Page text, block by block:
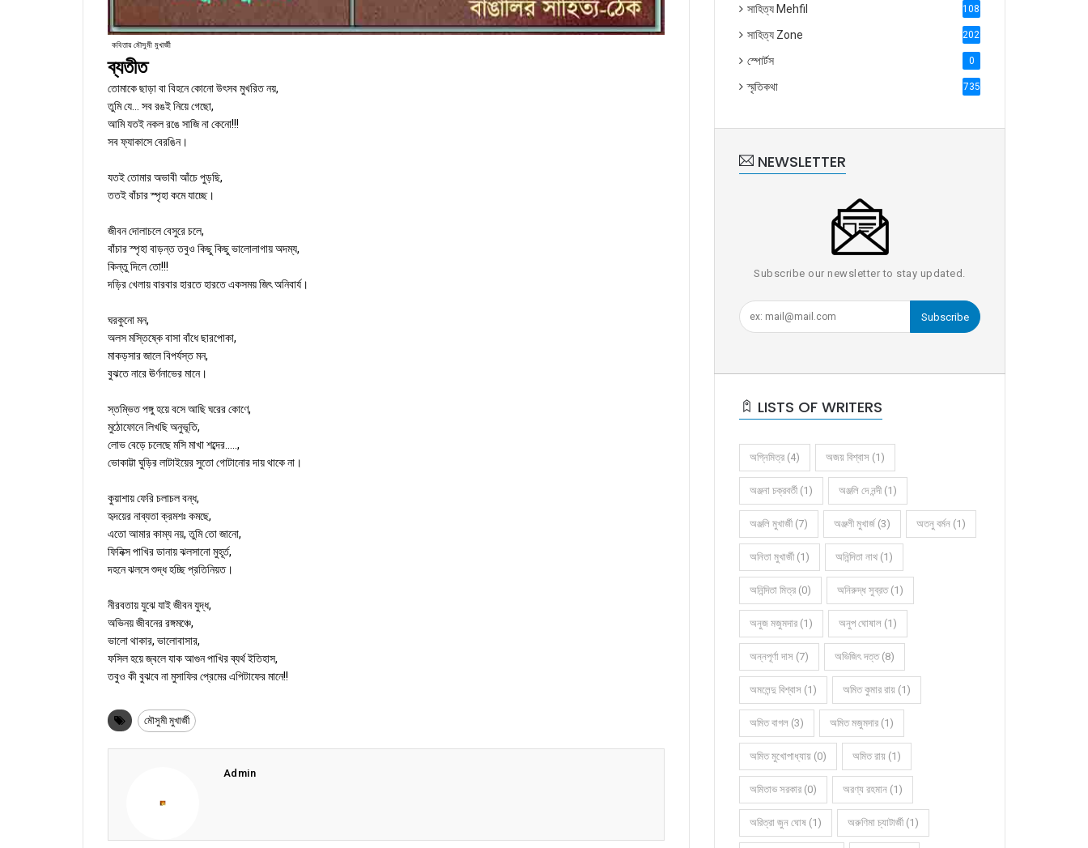
কবিতায় মৌসুমী মুখার্জী
ব্যতীত
তোমাকে ছাড়া বা বিহনে কোনো উৎসব মুখরিত নয়,
তুমি যে... সব রঙই নিয়ে গেছো,
আমি যতই নকল রঙে সাজি না কেনো!!!
সব ফ্যাকাসে বেরঙিন।
যতই তোমার অভাবী আঁচে পুড়ছি,
ততই বাঁচার স্পৃহা কমে যাচ্ছে।
জীবন দোলাচলে বেসুরে চলে,
বাঁচার স্পৃহা বাড়ন্ত তবুও কিছু কিছু ভালোলাগায় অদম্য,
কিন্তু দিলে তো!!!
দড়ির খেলায় বারবার হারতে হারতে একসময় জিৎ অনিবার্য।
ঘরকুনো মন,
অলস মস্তিষ্কে বাসা বাঁধে ছারপোকা,
মাকড়সার জালে বিপর্যস্ত মন,
বুঝতে নারে ঊর্ণনাভের মানে।
স্তম্ভিত পঙ্গু হয়ে বসে আছি ঘরের কোণে,
মুঠোফোনে লিখছি অনুভূতি,
লোভ বেড়ে চলেছে মসি মাখা শব্দের.....,
ভোকাট্টা ঘুড়ির লাটাইয়ের সুতো গোটানোর দায় থাকে না।
কুয়াশায় ফেরি চলাচল বন্ধ,
হৃদয়ের নাব্যতা ক্রমশঃ কমছে,
এতো আমার কাম্য নয়, তুমি তো জানো,
ফিনিক্স পাখির ডানায় ঝলসানো মুহূর্ত,
দহনে ঝলসে শুদ্ধ হচ্ছি প্রতিনিয়ত।
নীরবতায় যুঝে যাই জীবন যুদ্ধ,
অভিনয় জীবনের রঙ্গমঞ্চে,
ভালো থাকার, ভালোবাসার,
ফসিল হয়ে জ্বলে যাক আগুন পাখির ব্যর্থ ইতিহাস,
তবুও কী বুঝবে না মুসাফির প্রেমের এপিটাফের মানে!!
মৌসুমী মুখার্জী
Admin
সাহিত্য Mehfil 1088
সাহিত্য Zone 2028
স্পোর্টস 0
স্মৃতিকথা 735
NEWSLETTER
Subscribe our newsletter to stay updated.
Subscribe
LISTS OF WRITERS
অগ্নিমিত্র (4) অজয় বিশ্বাস (1)
অঞ্জনা চক্রবর্তী (1) অঞ্জলি দে নন্দী (1)
অঞ্জলি মুখার্জী (7) অঞ্জলী মুখার্জ (3) অতনু বর্মন (1)
অনিতা মুখার্জী (1) অনিন্দিতা নাথ (1)
অনিন্দিতা মিত্র (0) অনিরুদ্ধ সুব্রত (1)
অনুজ মজুমদার (1) অনুপ ঘোষাল (1)
অন্নপূর্ণা দাস (7) অভিজিৎ দত্ত (8)
অমলেন্দু বিশ্বাস (1) অমিত কুমার রায় (1)
অমিত বাগল (3) অমিত মজুমদার (1)
অমিত মুখোপাধ্যায় (0) অমিত রায় (1)
অমিতাভ সরকার (0) অরণ্য রহমান (1)
অরিত্রা জুন ঘোষ (1) অরুণিমা চ্যাটার্জী (1)